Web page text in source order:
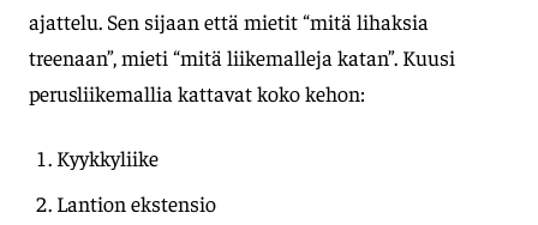
ajattelu. Sen sijaan että mietit “mitä lihaksia
treenaan”, mieti “mitä liikemalleja katan”. Kuusi
perusliikemallia kattavat koko kehon:
Kyykkyliike
Lantion ekstensio